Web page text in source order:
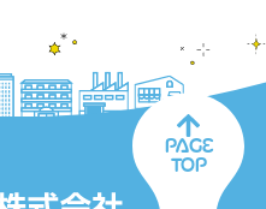
PAGE
TOP